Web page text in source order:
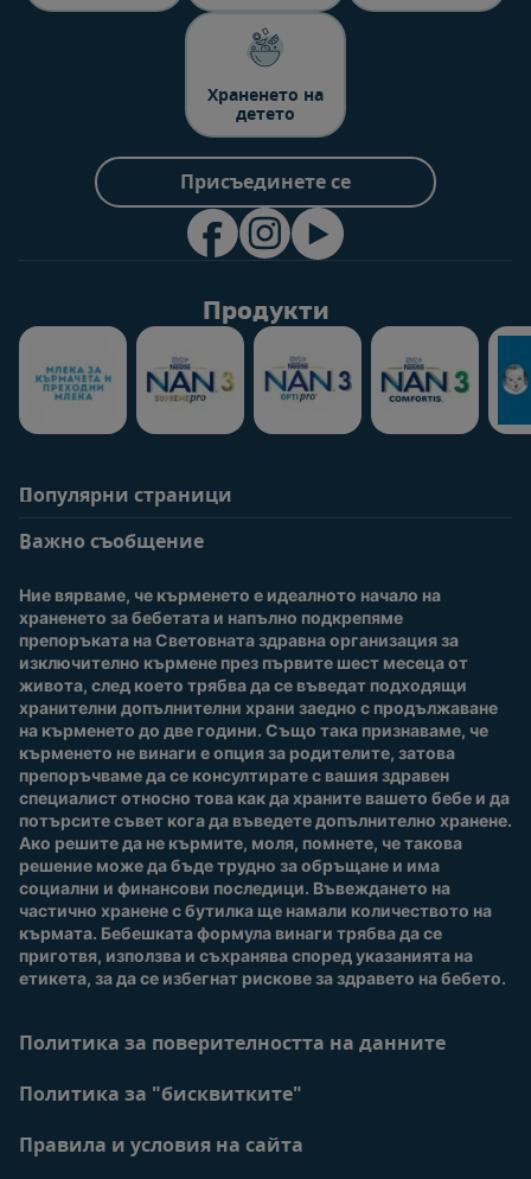
Храненето на
детето
Присъединете се
Продукти
Популярни страници
Често задавани
За нас
Присъединете се към
Nestlé Baby Club
Купи сега
Нашите марки и
продукти
Качество и сигурност
Безплатно тестване
Важно съобщение
Ние вярваме, че кърменето е идеалното начало на
храненето за бебетата и напълно подкрепяме
препоръката на Световната здравна организация за
изключително кърмене през първите шест месеца от
живота, след което трябва да се въведат подходящи
хранителни допълнителни храни заедно с продължаване
на кърменето до две години. Също така признаваме, че
кърменето не винаги е опция за родителите, затова
препоръчваме да се консултирате с вашия здравен
специалист относно това как да храните вашето бебе и да
потърсите съвет кога да въведете допълнително хранене.
Ако решите да не кърмите, моля, помнете, че такова
решение може да бъде трудно за обръщане и има
социални и финансови последици. Въвеждането на
частично хранене с бутилка ще намали количеството на
кърмата. Бебешката формула винаги трябва да се
приготвя, използва и съхранява според указанията на
етикета, за да се избегнат рискове за здравето на бебето.
Политика за поверителността на данните
Политика за "бисквитките"
Правила и условия на сайта